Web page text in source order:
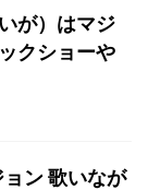
が）はマジ
クショーや
ン 歌いなが